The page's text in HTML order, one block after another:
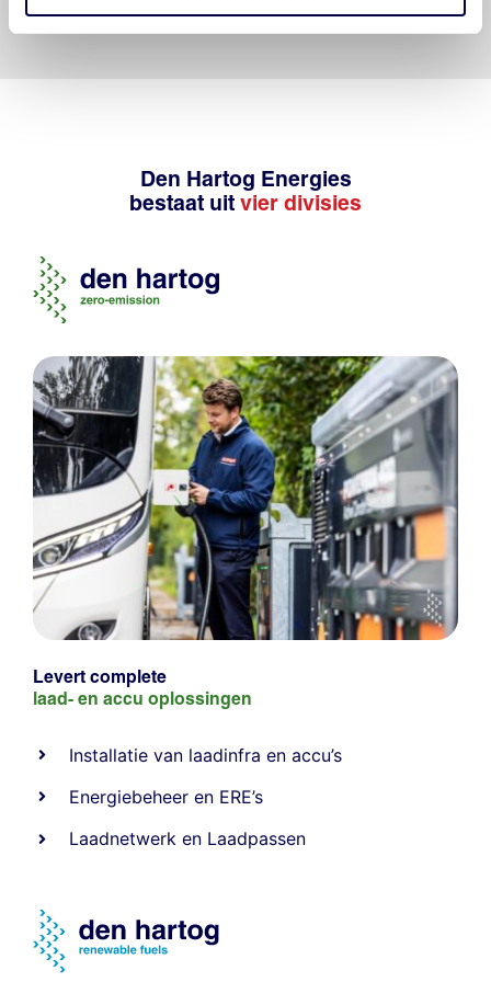
onjuist gebruik van de gepubliceerde gegevens.
Den Hartog Energies
bestaat uit vier divisies
Levert complete
laad- en accu oplossingen
Installatie van laadinfra en accu’s
Energiebeheer en ERE’s
Laadnetwerk en Laadpassen